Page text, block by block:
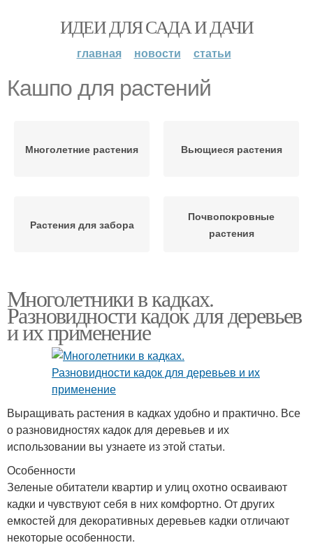
ИДЕИ ДЛЯ САДА И ДАЧИ
главная новости статьи
Кашпо для растений
Многолетние растения Вьющиеся растения
Растения для забора
Почвопокровные
растения
Многолетники в кадках.
Разновидности кадок для деревьев
и их применение
Выращивать растения в кадках удобно и практично. Все
о разновидностях кадок для деревьев и их
использовании вы узнаете из этой статьи.
Особенности
Зеленые обитатели квартир и улиц охотно осваивают
кадки и чувствуют себя в них комфортно. От других
емкостей для декоративных деревьев кадки отличают
некоторые особенности.